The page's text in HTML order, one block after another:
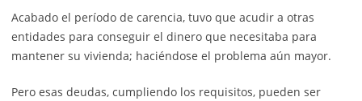
Acabado el período de carencia, tuvo que acudir a otras
entidades para conseguir el dinero que necesitaba para
mantener su vivienda; haciéndose el problema aún mayor.
Pero esas deudas, cumpliendo los requisitos, pueden ser